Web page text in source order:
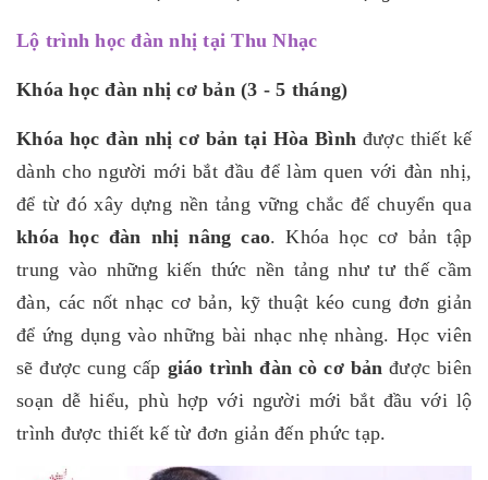
Lộ trình học đàn nhị tại Thu Nhạc
Khóa học đàn nhị cơ bản (3 - 5 tháng)
Khóa học đàn nhị cơ bản tại Hòa Bình được thiết kế
dành cho người mới bắt đầu để làm quen với đàn nhị,
để từ đó xây dựng nền tảng vững chắc để chuyển qua
khóa học đàn nhị nâng cao. Khóa học cơ bản tập
trung vào những kiến thức nền tảng như tư thế cầm
đàn, các nốt nhạc cơ bản, kỹ thuật kéo cung đơn giản
để ứng dụng vào những bài nhạc nhẹ nhàng. Học viên
sẽ được cung cấp giáo trình đàn cò cơ bản được biên
soạn dễ hiểu, phù hợp với người mới bắt đầu với lộ
trình được thiết kế từ đơn giản đến phức tạp.